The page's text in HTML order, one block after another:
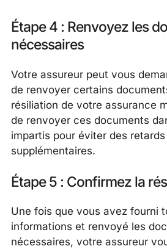
Étape 4 : Renvoyez les
nécessaires
Votre assureur peut vous
de renvoyer certains
résiliation de votre assurance
de renvoyer ces documents
impartis pour éviter des
supplémentaires.
Étape 5 : Confirmez la
Une fois que vous avez fourni
informations et renvoyé les
nécessaires, votre assureur